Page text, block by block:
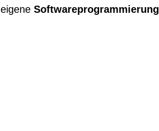
Softwareprogrammierung